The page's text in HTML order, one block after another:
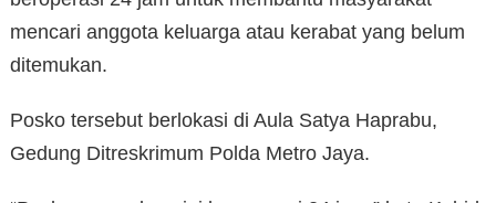
mencari anggota keluarga atau kerabat yang belum
ditemukan.
Posko tersebut berlokasi di Aula Satya Haprabu,
Gedung Ditreskrimum Polda Metro Jaya.